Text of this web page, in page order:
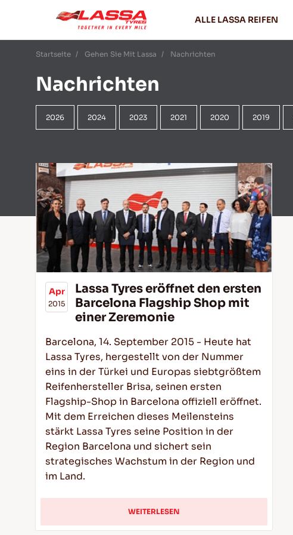
ALLE LASSA REIFEN
Startseite Gehen Sie Mit Lassa Nachrichten
Nachrichten
2026 2024 2023 2021 2020 2019
Apr
2015
Lassa Tyres eröffnet den ersten
Barcelona Flagship Shop mit
einer Zeremonie
Barcelona, 14. September 2015 - Heute hat
Lassa Tyres, hergestellt von der Nummer
eins in der Türkei und Europas siebtgrößtem
Reifenhersteller Brisa, seinen ersten
Flagship-Shop in Barcelona offiziell eröffnet.
Mit dem Erreichen dieses Meilensteins
stärkt Lassa Tyres seine Position in der
Region Barcelona und sichert sein
strategisches Wachstum in der Region und
im Land.
WEITERLESEN